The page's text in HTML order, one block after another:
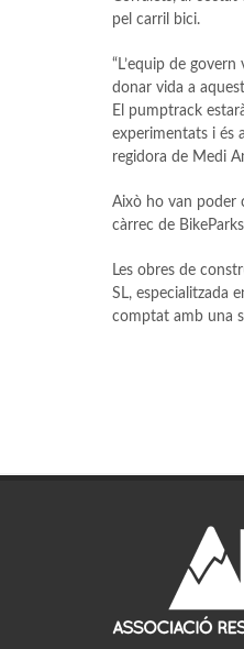
pel carril bici.
“L’equip de
donar vida a
El pumptrack
experimentats i és
regidora de Medi
Això ho van poder
càrrec de
Les obres de
SL, especialitzada
comptat amb una